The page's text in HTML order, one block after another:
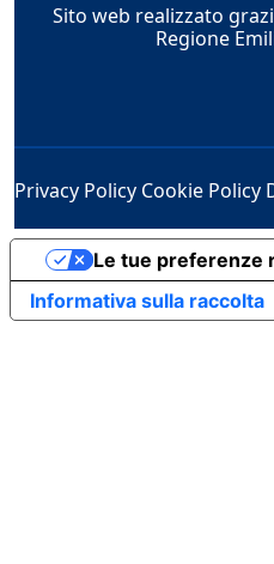
Sito web realizzato
Regione
Privacy Policy Cookie Policy
Informativa sulla raccolta
Le tue preferenze